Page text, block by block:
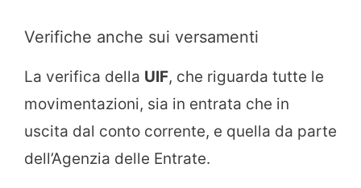
Verifiche anche sui versamenti
La verifica della UIF, che riguarda tutte le
movimentazioni, sia in entrata che in
uscita dal conto corrente, e quella da parte
dell’Agenzia delle Entrate.